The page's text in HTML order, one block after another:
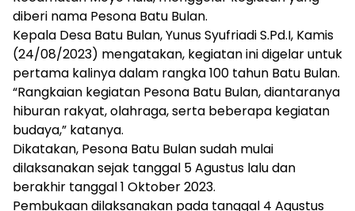
diberi nama Pesona Batu Bulan.
Kepala Desa Batu Bulan, Yunus Syufriadi S.Pd.I, Kamis
(24/08/2023) mengatakan, kegiatan ini digelar untuk
pertama kalinya dalam rangka 100 tahun Batu Bulan.
“Rangkaian kegiatan Pesona Batu Bulan, diantaranya
hiburan rakyat, olahraga, serta beberapa kegiatan
budaya,” katanya.
Dikatakan, Pesona Batu Bulan sudah mulai
dilaksanakan sejak tanggal 5 Agustus lalu dan
berakhir tanggal 1 Oktober 2023.
Pembukaan dilaksanakan pada tanggal 4 Agustus